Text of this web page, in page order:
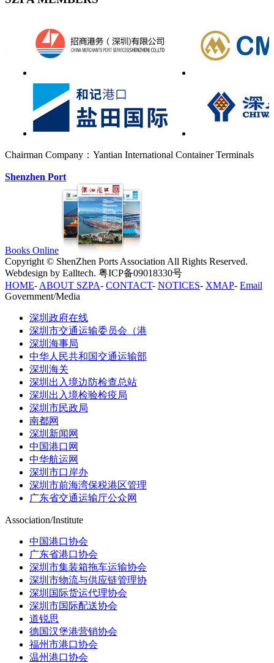
Chairman Company：Yantian International Container Terminals
Shenzhen Port
Books Online
Copyright © ShenZhen Ports Association All Rights Reserved.
Webdesign by Ealltech. 粤ICP备09018330号
HOME- ABOUT SZPA- CONTACT- NOTICES- XMAP- Email
Government/Media
深圳政府在线
深圳市交通运输委员会（港
深圳海事局
中华人民共和国交通运输部
深圳海关
深圳出入境边防检查总站
深圳出入境检验检疫局
深圳市民政局
南都网
深圳新闻网
中国港口网
中华航运网
深圳市口岸办
深圳市前海湾保税港区管理
广东省交通运输厅公众网
Association/Institute
中国港口协会
广东省港口协会
深圳市集装箱拖车运输协会
深圳市物流与供应链管理协
深圳国际货运代理协会
深圳市国际配送协会
道锐思
德国汉堡港营销协会
福州市港口协会
温州港口协会